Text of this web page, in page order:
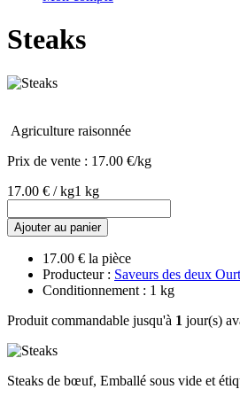
Steaks
Agriculture raisonnée
Prix de vente : 17.00 €/kg
17.00 € / kg1 kg
Ajouter au panier
17.00 € la pièce
Producteur : Saveurs des deux
Conditionnement : 1 kg
Produit commandable jusqu'à 1 jour(s)
Steaks de bœuf, Emballé sous vide et